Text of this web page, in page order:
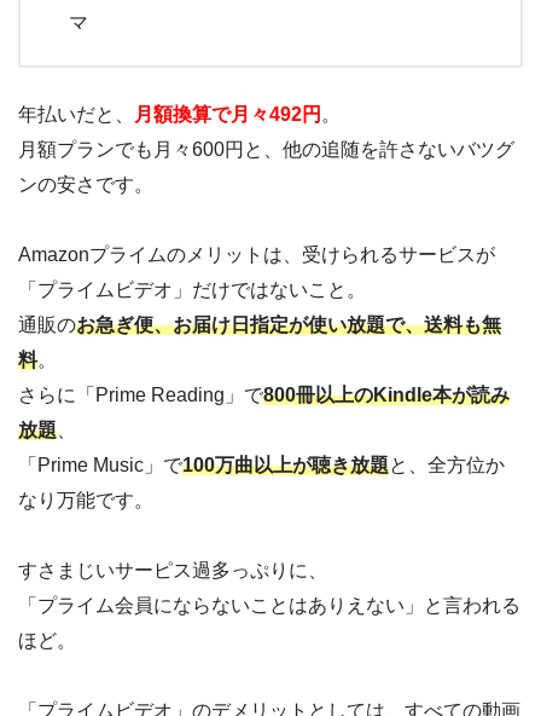
マ
年払いだと、 月額換算で月々492円 。
月額プランでも月々600円と、他の追随を許さないバツグ
ンの安さです。
Amazonプライムのメリットは、受けられるサービスが
「プライムビデオ」だけではないこと。
通販のお急ぎ便、お届け日指定が使い放題で、送料も無
料。
さらに「Prime Reading」で800冊以上のKindle本が読み
放題、
「Prime Music」で100万曲以上が聴き放題と、全方位か
なり万能です。
すさまじいサーピス過多っぷりに、
「プライム会員にならないことはありえない」と言われる
ほど。
「プライムビデオ」のデメリットとしては、すべての動画